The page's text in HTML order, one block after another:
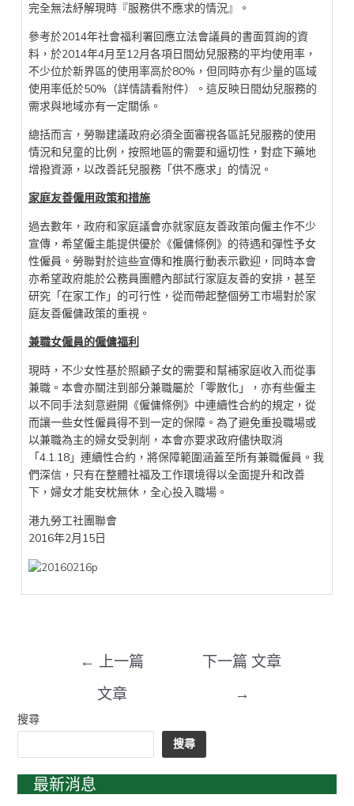
完全無法紓解現時『服務供不應求的情況』。
參考於2014年社會福利署回應立法會議員的書面質詢的資
料，於2014年4月至12月各項日間幼兒服務的平均使用率，
不少位於新界區的使用率高於80%，但同時亦有少量的區域
使用率低於50%（詳情請看附件）。這反映日間幼兒服務的
需求與地域亦有一定關係。
總括而言，勞聯建議政府必須全面審視各區託兒服務的使用
情況和兒童的比例，按照地區的需要和逼切性，對症下藥地
增撥資源，以改善託兒服務「供不應求」的情況。
家庭友善僱用政策和措施
過去數年，政府和家庭議會亦就家庭友善政策向僱主作不少
宣傳，希望僱主能提供優於《僱傭條例》的待遇和彈性予女
性僱員。勞聯對於這些宣傳和推廣行動表示歡迎，同時本會
亦希望政府能於公務員團體內部試行家庭友善的安排，甚至
研究「在家工作」的可行性，從而帶起整個勞工市場對於家
庭友善僱傭政策的重視。
兼職女僱員的僱傭福利
現時，不少女性基於照顧子女的需要和幫補家庭收入而從事
兼職。本會亦關注到部分兼職屬於「零散化」，亦有些僱主
以不同手法刻意避開《僱傭條例》中連續性合約的規定，從
而讓一些女性僱員得不到一定的保障。為了避免重投職場或
以兼職為主的婦女受剝削，本會亦要求政府儘快取消
「4.1.18」連續性合約，將保障範圍涵蓋至所有兼職僱員。我
們深信，只有在整體社福及工作環境得以全面提升和改善
下，婦女才能安枕無休，全心投入職場。
港九勞工社團聯會
2016年2月15日
← 上一篇
文章
下一篇 文章
→
搜尋
搜尋
最新消息